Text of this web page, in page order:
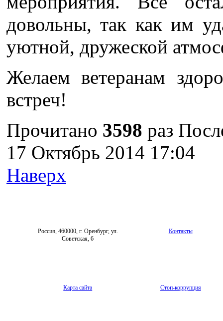
довольны, так как им
уютной, дружеской
Желаем ветеранам
встреч!
Прочитано 3598 раз
17 Октябрь 2014 17:04
Наверх
Россия, 460000, г. Оренбург, ул.
Советская, 6
Контакты
Карта сайта Стоп-коррупция